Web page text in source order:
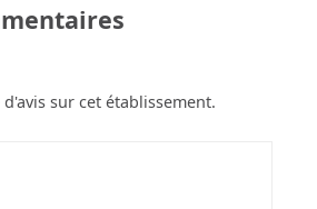
sur cet établissement.